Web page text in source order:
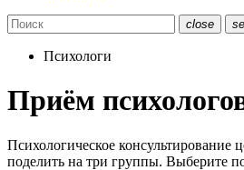
close
Психологи
Приём
Психологическое консультирование
поделить на три группы. Выберите